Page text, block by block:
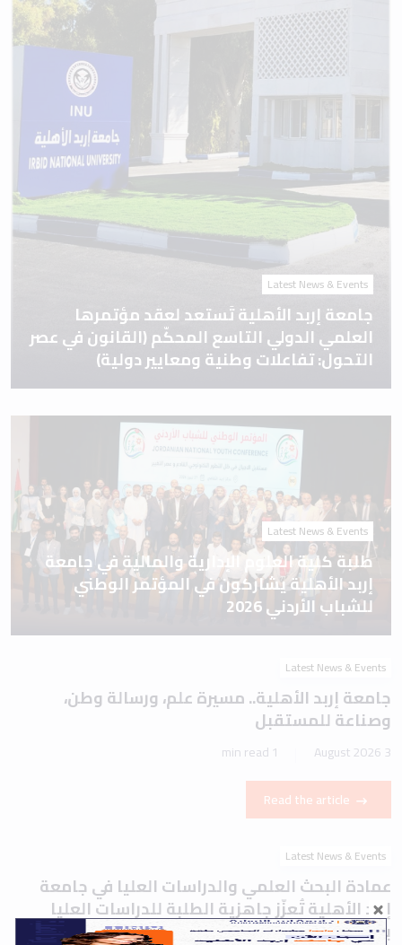
Latest News & Events
جامعة إربد الأهلية تَستعد لعقد مؤتمرها
العلمي الدولي التاسع المحكّم (القانون في عصر
التحول: تفاعلات وطنية ومعايير دولية)
Latest News & Events
طلبة كلية العلوم الإدارية والمالية في جامعة
إربد الأهلية يشاركون في المؤتمر الوطني
للشباب الأردني 2026
Latest News & Events
جامعة إربد الأهلية.. مسيرة علم، ورسالة وطن،
وصناعة للمستقبل
3 August 2026
1 min read
Read the article
Latest News & Events
عمادة البحث العلمي والدراسات العليا في جامعة
إربد الأهلية تُعزّز جاهزية الطلبة للدراسات العليا
بورشة تعريفية حول اختباري IELTS وTOEFL